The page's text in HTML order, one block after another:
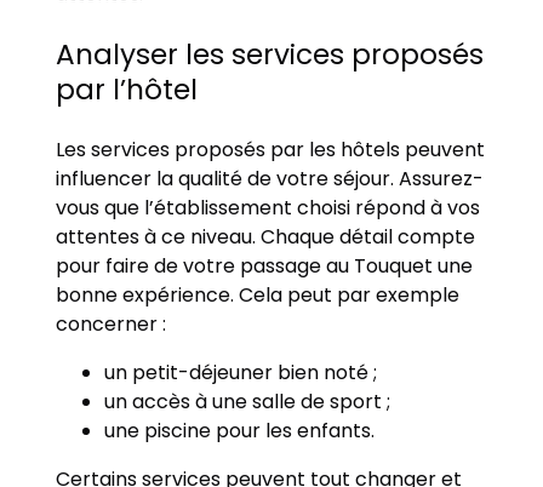
Analyser les services proposés
par l’hôtel
Les services proposés par les hôtels peuvent
influencer la qualité de votre séjour. Assurez-
vous que l’établissement choisi répond à vos
attentes à ce niveau. Chaque détail compte
pour faire de votre passage au Touquet une
bonne expérience. Cela peut par exemple
concerner :
un petit-déjeuner bien noté ;
un accès à une salle de sport ;
une piscine pour les enfants.
Certains services peuvent tout changer et